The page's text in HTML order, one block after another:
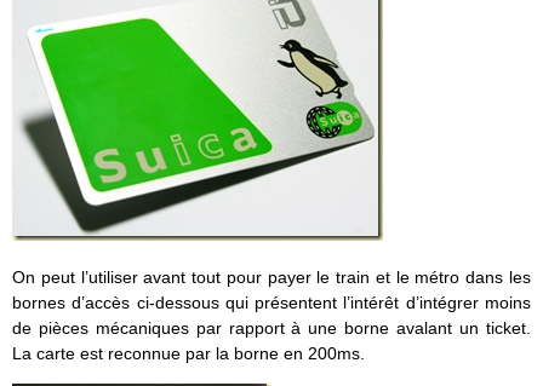
On peut l’utiliser avant tout pour payer le train et le métro dans les
bornes d’accès ci-dessous qui présentent l’intérêt d’intégrer moins
de pièces mécaniques par rapport à une borne avalant un ticket.
La carte est reconnue par la borne en 200ms.